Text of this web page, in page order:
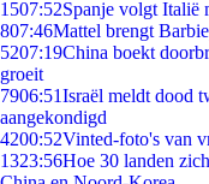
1507:52Spanje volgt Italië
807:46Mattel brengt
5207:19China boekt
groeit
7906:51Israël meldt dood
aangekondigd
4200:52Vinted-foto's van
1323:56Hoe 30 landen